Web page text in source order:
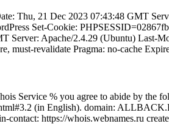
Thu, 21 Dec 2023 07:43:48 GMT
Set-Cookie:
Server: Apache/2.4.29 (Ubuntu) Last-
must-revalidate Pragma: no-cache
Service % you agree to abide by the
(in English). domain:
contact: https://whois.webnames.ru